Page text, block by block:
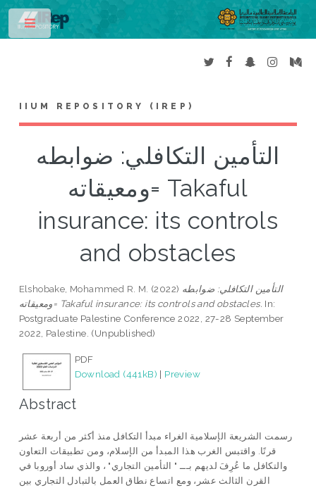
IIUM REPOSITORY (IREP)
التأمين التكافلي: ضوابطه
ومعيقاته= Takaful
insurance: its controls
and obstacles
Elshobake, Mohammed R. M. (2022) التأمين التكافلي: ضوابطه
ومعيقاته= Takaful insurance: its controls and obstacles. In:
Postgraduate Palestine Conference 2022, 27-28 September
2022, Palestine. (Unpublished)
PDF
Download (441kB) | Preview
Abstract
رسمت الشريعة الإسلامية الغراء مبدأ التكافل منذ أكثر من أربعة عشر
قرنًا. واقتبس الغرب هذا المبدأ من الإسلام، ومن تطبيقات التعاون
والتكافل ما عُرِفَ لديهم بـــ " التأمين التجاري" ، والذي ساد أوروبا في
القرن الثالث عشر، ومع اتساع نطاق العمل بالتبادل التجاري بين
Toggle